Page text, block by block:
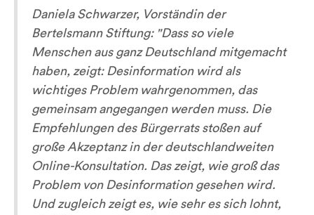
Daniela Schwarzer, Vorständin der
Bertelsmann Stiftung: "Dass so viele
Menschen aus ganz Deutschland mitgemacht
haben, zeigt: Desinformation wird als
wichtiges Problem wahrgenommen, das
gemeinsam angegangen werden muss. Die
Empfehlungen des Bürgerrats stoßen auf
große Akzeptanz in der deutschlandweiten
Online-Konsultation. Das zeigt, wie groß das
Problem von Desinformation gesehen wird.
Und zugleich zeigt es, wie sehr es sich lohnt,